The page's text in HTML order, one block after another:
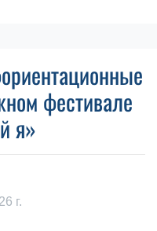
фестивале
я»
г.